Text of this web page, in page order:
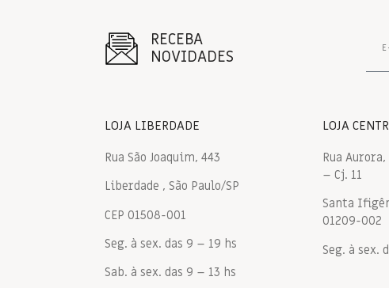
RECEBA
NOVIDADES
LOJA LIBERDADE
Rua São Joaquim, 443
Liberdade , São Paulo/SP
CEP 01508-001
Seg. à sex. das 9 – 19 hs
Sab. à sex. das 9 – 13 hs
LOJA
Rua
– Cj. 11
Santa
01209-002
Seg. à sex.